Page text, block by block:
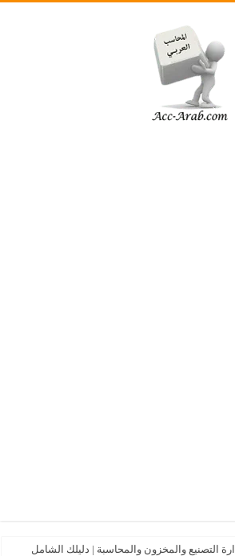
التصنيع والمخزون والمحاسبة | دليلك الشامل